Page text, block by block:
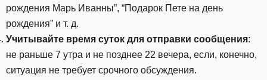
рождения Марь Иванны”, “Подарок Пете на день
рождения” и т. д.
Учитывайте время суток для отправки сообщения:
не раньше 7 утра и не позднее 22 вечера, если, конечно,
ситуация не требует срочного обсуждения.